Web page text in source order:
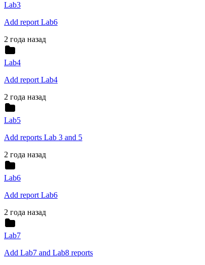
Lab3
Add report Lab6
2 года назад
Lab4
Add report Lab4
2 года назад
Lab5
Add reports Lab 3 and 5
2 года назад
Lab6
Add report Lab6
2 года назад
Lab7
Add Lab7 and Lab8 reports